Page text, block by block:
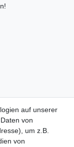
auf unserer
von
um z.B.
von